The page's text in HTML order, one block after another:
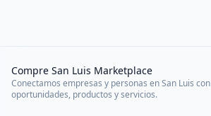
Compre San Luis Marketplace
Conectamos empresas y personas en San Luis con
oportunidades, productos y servicios.